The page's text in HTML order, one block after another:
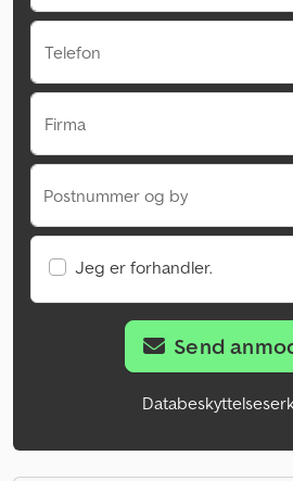
Telefon
Firma
Postnummer og by
Jeg er forhandler.
Send